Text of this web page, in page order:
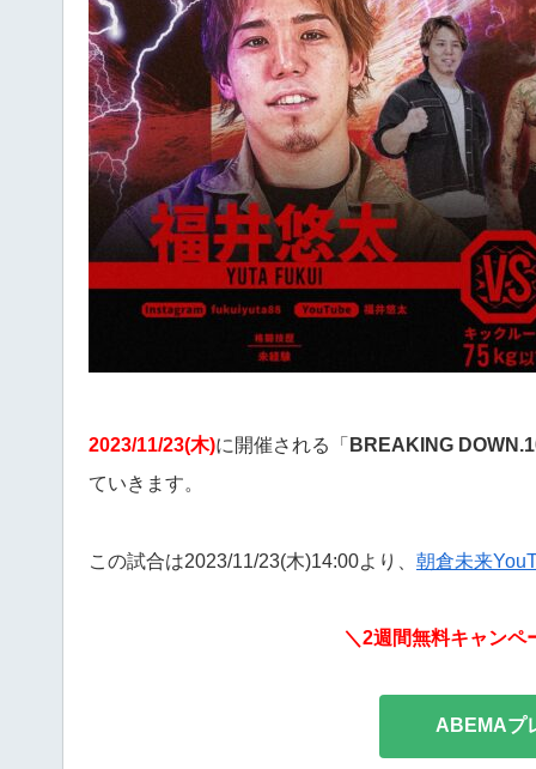
2023/11/23(木)に開催される「 BREAKING
ていきます。
この試合は2023/11/23(木)14:00より、 朝倉未来
＼2週間無料キャンペ
ABEMAプ